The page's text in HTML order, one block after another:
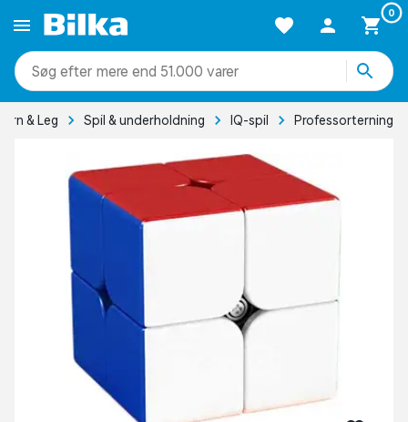
0
mere end 51.000 varer
& Leg Spil & underholdning IQ-spil Professorterning